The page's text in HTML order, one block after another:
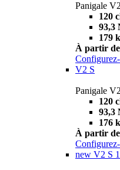
Panigale V2
120
93,3
179
À partir de
V2 S
Panigale
120
93,3
176
À partir de
new V2 S